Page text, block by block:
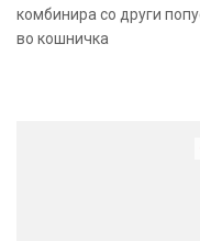
комбинира со други
во кошничка